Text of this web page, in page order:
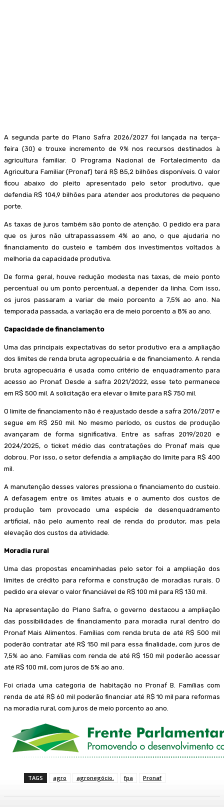
A segunda parte do Plano Safra 2026/2027 foi lançada na terça-
feira (30) e trouxe incremento de 9% nos recursos destinados à
agricultura familiar. O Programa Nacional de Fortalecimento da
Agricultura Familiar (Pronaf) terá R$ 85,2 bilhões disponíveis. O valor
ficou abaixo do pleito apresentado pelo setor produtivo, que
defendia R$ 104,9 bilhões para atender aos produtores de pequeno
porte.
As taxas de juros também são ponto de atenção. O pedido era para
que os juros não ultrapassassem 4% ao ano, o que ajudaria no
financiamento do custeio e também dos investimentos voltados à
melhoria da capacidade produtiva.
De forma geral, houve redução modesta nas taxas, de meio ponto
percentual ou um ponto percentual, a depender da linha. Com isso,
os juros passaram a variar de meio porcento a 7,5% ao ano. Na
temporada passada, a variação era de meio porcento a 8% ao ano.
Capacidade de financiamento
Uma das principais expectativas do setor produtivo era a ampliação
dos limites de renda bruta agropecuária e de financiamento. A renda
bruta agropecuária é usada como critério de enquadramento para
acesso ao Pronaf. Desde a safra 2021/2022, esse teto permanece
em R$ 500 mil. A solicitação era elevar o limite para R$ 750 mil.
O limite de financiamento não é reajustado desde a safra 2016/2017 e
segue em R$ 250 mil. No mesmo período, os custos de produção
avançaram de forma significativa. Entre as safras 2019/2020 e
2024/2025, o ticket médio das contratações do Pronaf mais que
dobrou. Por isso, o setor defendia a ampliação do limite para R$ 400
mil.
A manutenção desses valores pressiona o financiamento do custeio.
A defasagem entre os limites atuais e o aumento dos custos de
produção tem provocado uma espécie de desenquadramento
artificial, não pelo aumento real de renda do produtor, mas pela
elevação dos custos da atividade.
Moradia rural
Uma das propostas encaminhadas pelo setor foi a ampliação dos
limites de crédito para reforma e construção de moradias rurais. O
pedido era elevar o valor financiável de R$ 100 mil para R$ 130 mil.
Na apresentação do Plano Safra, o governo destacou a ampliação
das possibilidades de financiamento para moradia rural dentro do
Pronaf Mais Alimentos. Famílias com renda bruta de até R$ 500 mil
poderão contratar até R$ 150 mil para essa finalidade, com juros de
7,5% ao ano. Famílias com renda de até R$ 150 mil poderão acessar
até R$ 100 mil, com juros de 5% ao ano.
Foi criada uma categoria de habitação no Pronaf B. Famílias com
renda de até R$ 60 mil poderão financiar até R$ 10 mil para reformas
na moradia rural, com juros de meio porcento ao ano.
TAGS agro agronegócio. fpa Pronaf